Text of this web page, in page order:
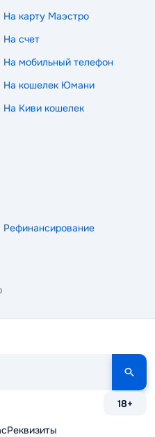
На карту Маэстро
На счет
На мобильный телефон
На кошелек Юмани
На Киви кошелек
Рефинансирование
18+
Реквизиты